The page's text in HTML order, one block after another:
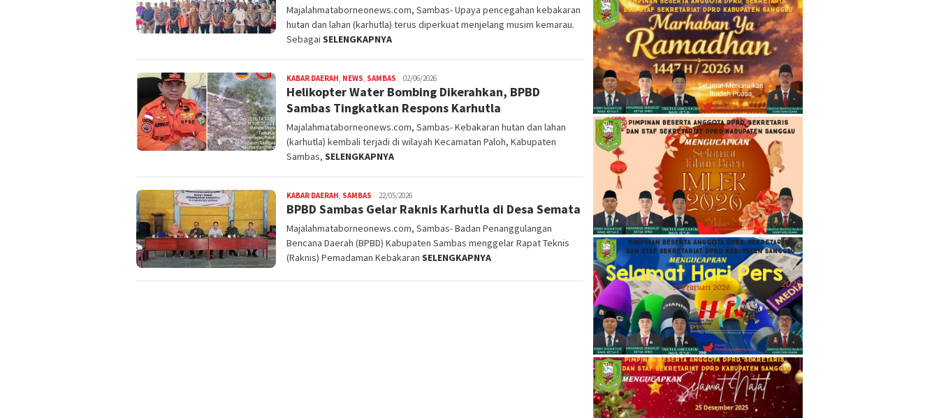
Majalahmataborneonews.com, Sambas- Upaya pencegahan kebakaran
hutan dan lahan (karhutla) terus diperkuat menjelang musim kemarau.
Sebagai SELENGKAPNYA
KABAR DAERAH, NEWS, SAMBAS Nopriyanto
02/06/2026
Helikopter Water Bombing Dikerahkan, BPBD
Sambas Tingkatkan Respons Karhutla
Majalahmataborneonews.com, Sambas- Kebakaran hutan dan lahan
(karhutla) kembali terjadi di wilayah Kecamatan Paloh, Kabupaten
Sambas, SELENGKAPNYA
KABAR DAERAH, SAMBAS Nopriyanto
22/05/2026
BPBD Sambas Gelar Raknis Karhutla di Desa Semata
Majalahmataborneonews.com, Sambas- Badan Penanggulangan
Bencana Daerah (BPBD) Kabupaten Sambas menggelar Rapat Teknis
(Raknis) Pemadaman Kebakaran SELENGKAPNYA